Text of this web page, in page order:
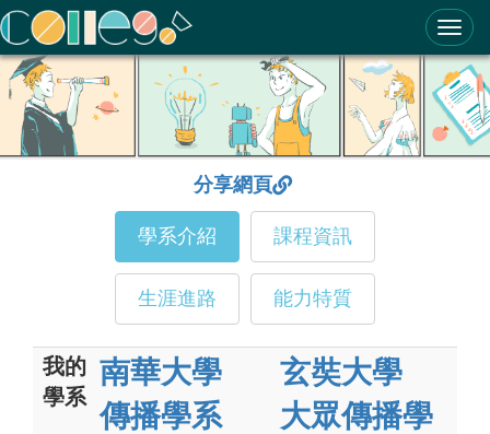
ColleGo! 大學選才與高中育才輔助系統
分享網頁
學系介紹 課程資訊
生涯進路 能力特質
我的
學系
南華大學
傳播學系
玄奘大學
大眾傳播學